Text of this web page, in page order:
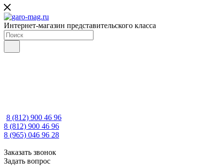
Интернет-магазин представительского класса
8 (812) 900 46 96
8 (812) 900 46 96
8 (965) 046 96 28
Заказать звонок
Задать вопрос